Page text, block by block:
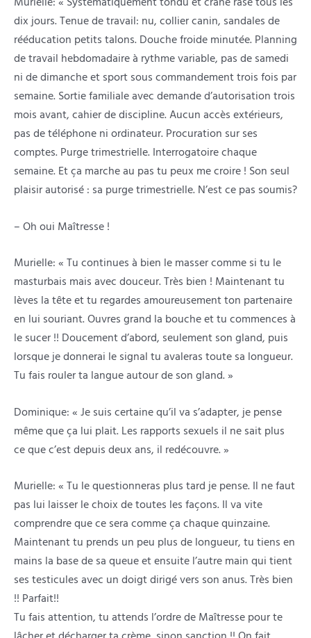
dix jours. Tenue de travail: nu, collier canin, sandales de
rééducation petits talons. Douche froide minutée. Planning
de travail hebdomadaire à rythme variable, pas de samedi
ni de dimanche et sport sous commandement trois fois par
semaine. Sortie familiale avec demande d’autorisation trois
mois avant, cahier de discipline. Aucun accès extérieurs,
pas de téléphone ni ordinateur. Procuration sur ses
comptes. Purge trimestrielle. Interrogatoire chaque
semaine. Et ça marche au pas tu peux me croire ! Son seul
plaisir autorisé : sa purge trimestrielle. N’est ce pas soumis?
– Oh oui Maîtresse !
Murielle: « Tu continues à bien le masser comme si tu le
masturbais mais avec douceur. Très bien ! Maintenant tu
lèves la tête et tu regardes amoureusement ton partenaire
en lui souriant. Ouvres grand la bouche et tu commences à
le sucer !! Doucement d’abord, seulement son gland, puis
lorsque je donnerai le signal tu avaleras toute sa longueur.
Tu fais rouler ta langue autour de son gland. »
Dominique: « Je suis certaine qu’il va s’adapter, je pense
même que ça lui plait. Les rapports sexuels il ne sait plus
ce que c’est depuis deux ans, il redécouvre. »
Murielle: « Tu le questionneras plus tard je pense. Il ne faut
pas lui laisser le choix de toutes les façons. Il va vite
comprendre que ce sera comme ça chaque quinzaine.
Maintenant tu prends un peu plus de longueur, tu tiens en
mains la base de sa queue et ensuite l’autre main qui tient
ses testicules avec un doigt dirigé vers son anus. Très bien
!! Parfait!!
Tu fais attention, tu attends l’ordre de Maîtresse pour te